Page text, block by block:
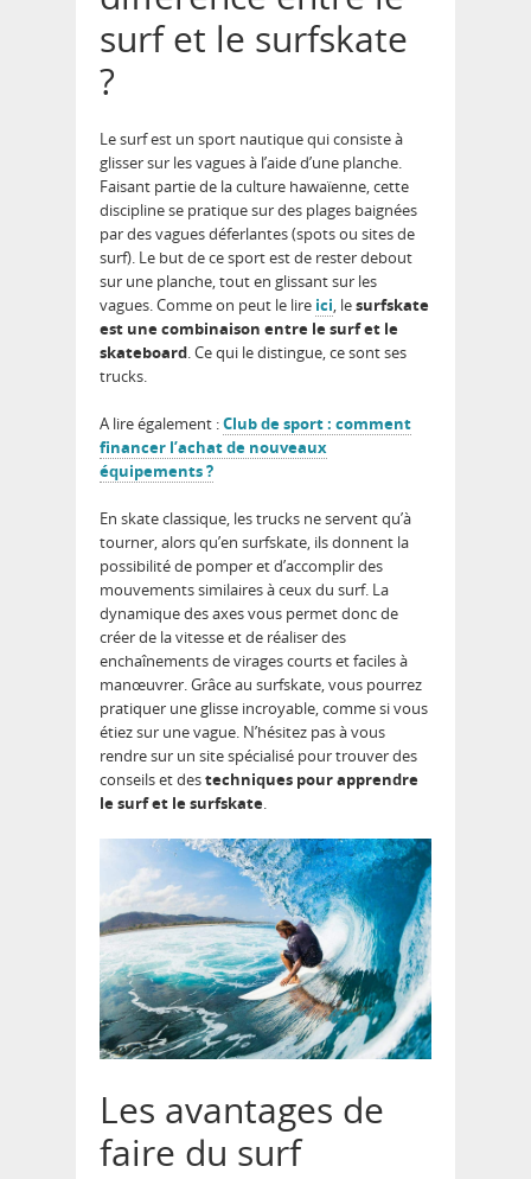
surf et le surfskate
?
Le surf est un sport nautique qui consiste à
glisser sur les vagues à l’aide d’une planche.
Faisant partie de la culture hawaïenne, cette
discipline se pratique sur des plages baignées
par des vagues déferlantes (spots ou sites de
surf). Le but de ce sport est de rester debout
sur une planche, tout en glissant sur les
vagues. Comme on peut le lire ici, lesurfskate
est une combinaison entre le surf et le
skateboard. Ce qui le distingue, ce sont ses
trucks.
A lire également :Club de sport : comment
financer l’achat de nouveaux
équipements ?
En skate classique, les trucks ne servent qu’à
tourner, alors qu’en surfskate, ils donnent la
possibilité de pomper et d’accomplir des
mouvements similaires à ceux du surf. La
dynamique des axes vous permet donc de
créer de la vitesse et de réaliser des
enchaînements de virages courts et faciles à
manœuvrer. Grâce au surfskate, vous pourrez
pratiquer une glisse incroyable, comme si vous
étiez sur une vague. N’hésitez pas à vous
rendre sur un site spécialisé pour trouver des
conseils et destechniques pour apprendre
le surf et le surfskate.
Les avantages de
faire du surf